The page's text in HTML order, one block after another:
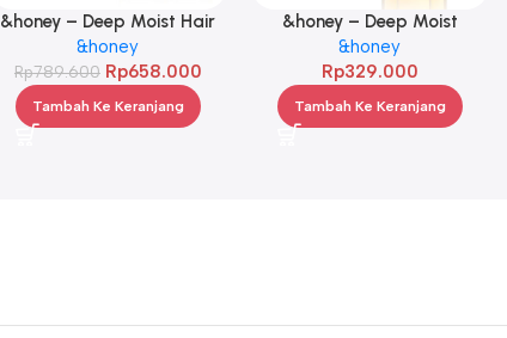
&honey – Deep Moist Hair
Oil 3.0 100ml Twinpack
&honey
Rp789.600 Rp658.000
Tambah Ke Keranjang
&honey – Deep Moist
Shampoo 1.0 440ml
&honey
Rp329.000
Tambah Ke Keranjang